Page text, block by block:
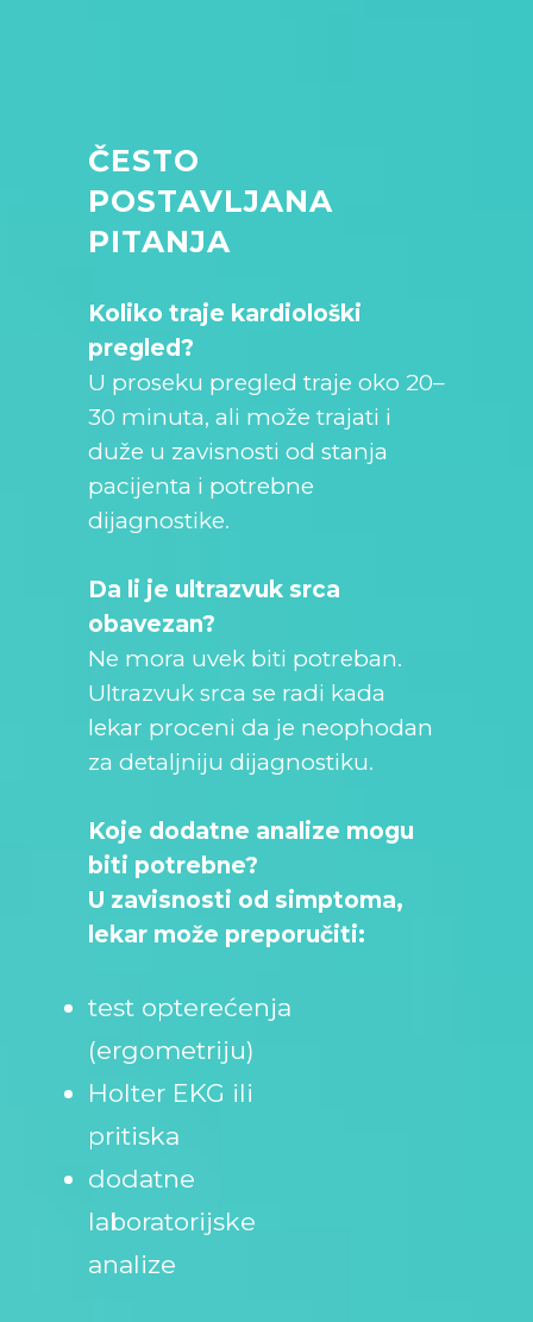
ČESTO
POSTAVLJANA
PITANJA
Koliko traje kardiološki
pregled?
U proseku pregled traje oko 20–
30 minuta, ali može trajati i
duže u zavisnosti od stanja
pacijenta i potrebne
dijagnostike.
Da li je ultrazvuk srca
obavezan?
Ne mora uvek biti potreban.
Ultrazvuk srca se radi kada
lekar proceni da je neophodan
za detaljniju dijagnostiku.
Koje dodatne analize mogu
biti potrebne?
U zavisnosti od simptoma,
lekar može preporučiti:
test opterećenja
(ergometriju)
Holter EKG ili
pritiska
dodatne
laboratorijske
analize